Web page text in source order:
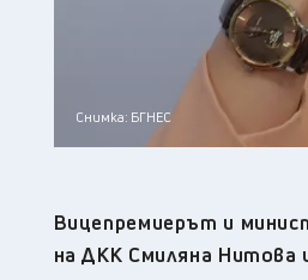
Снимка: БГНЕС
Вицепремиерът и
на ДКК Смиляна Нитова